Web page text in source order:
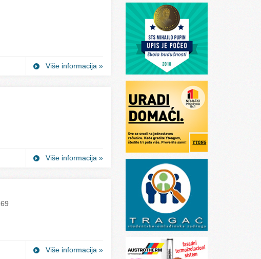
Više informacija »
Više informacija »
Više informacija »